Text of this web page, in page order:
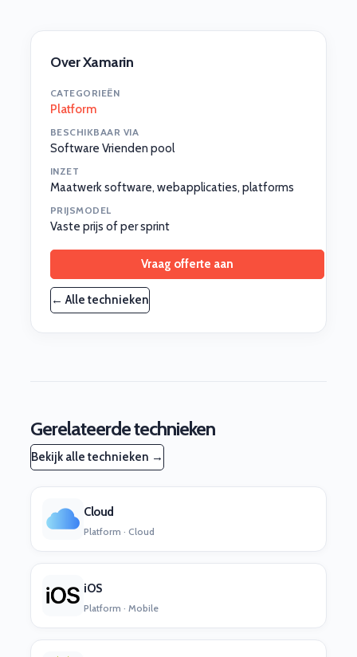
Over Xamarin
CATEGORIEËN
Platform
BESCHIKBAAR VIA
Software Vrienden pool
INZET
Maatwerk software, webapplicaties, platforms
PRIJSMODEL
Vaste prijs of per sprint
Vraag offerte aan
← Alle technieken
Gerelateerde technieken
Bekijk alle technieken →
Cloud
Platform · Cloud
iOS
Platform · Mobile